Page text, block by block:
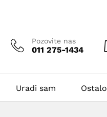
Pozovite nas
011 275-1434
Uradi sam Ostalo